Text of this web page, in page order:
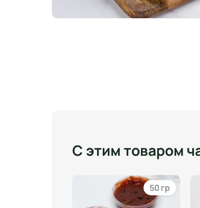
С этим товаром
50 гр